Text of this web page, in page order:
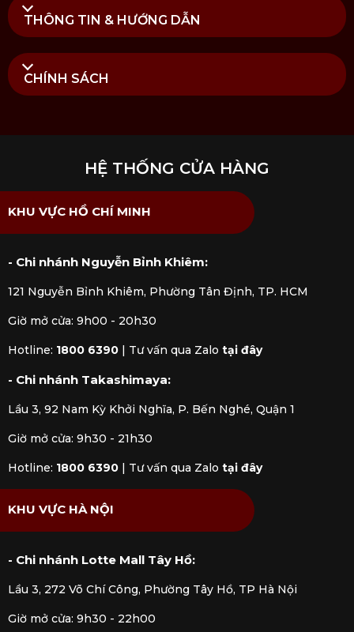
Chọn chất liệu tuỳ theo nhu cầu nhà bạn
3. Đánh giá nồi áp suất trước khi mua
Sau đây, Kitchen Koncept sẽ nói về ưu và nhược
điểm củanồi áp suấtgóp phần vào quyết định
3.1 Ưu điểm
Nồi áp suất khá nổi bật với khả năng chế biến
thức ăn nhanh hơn hẳn so với nồi truyền thống,
giảm thời gian nấu từ 70% đến 90%. Nhờ đó, gần
được giữ lại.
3.2 Nhược điểm
Khi mới làm quen với việc sử dụng nồi áp suất,
THÔNG TIN & HƯỚNG DẪN
CHÍNH SÁCH
HỆ THỐNG CỬA HÀNG
KHU VỰC HỒ CHÍ MINH
- Chi nhánh Nguyễn Bỉnh Khiêm:
121 Nguyễn Bỉnh Khiêm, Phường Tân Định, TP. HCM
Giờ mở cửa: 9h00 - 20h30
Hotline: 1800 6390 | Tư vấn qua Zalo tại đây
- Chi nhánh Takashimaya:
Lầu 3, 92 Nam Kỳ Khởi Nghĩa, P. Bến Nghé, Quận 1
Giờ mở cửa: 9h30 - 21h30
Hotline: 1800 6390 | Tư vấn qua Zalo tại đây
KHU VỰC HÀ NỘI
- Chi nhánh Lotte Mall Tây Hồ:
Lầu 3, 272 Võ Chí Công, Phường Tây Hồ, TP Hà Nội
Giờ mở cửa: 9h30 - 22h00